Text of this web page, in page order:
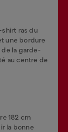
ras du
une bordure
la garde-
au centre de
182 cm
la bonne